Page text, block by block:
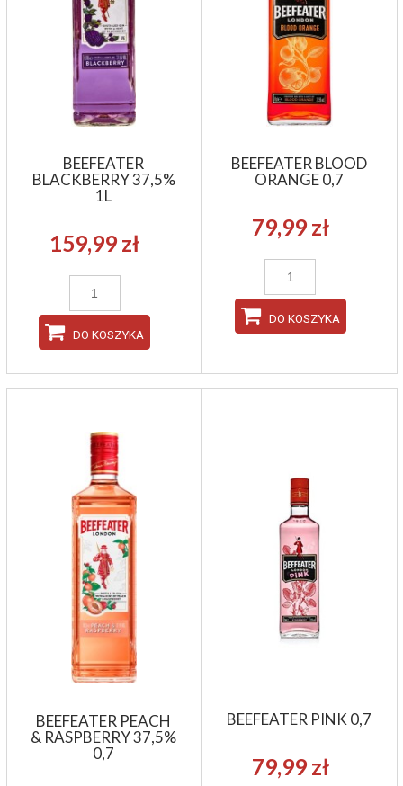
BEEFEATER
BLACKBERRY 37,5%
1L
159,99 zł
DO KOSZYKA
BEEFEATER BLOOD
ORANGE 0,7
79,99 zł
DO KOSZYKA
BEEFEATER PEACH
& RASPBERRY 37,5%
0,7
BEEFEATER PINK 0,7
79,99 zł